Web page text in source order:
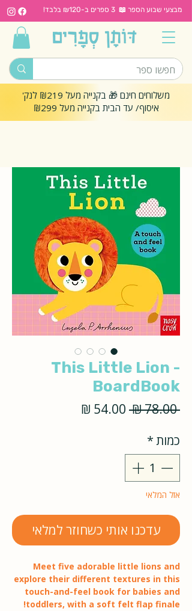
מבצעי שבוע הספר 📖 3 ספרים ב-₪120 בלבד!
משלוחים חינם 🎁 בקנייה מעל ₪219 לנק'
איסוף/ עד הבית בקנייה מעל ₪299
This Little Lion -
BoardBook
‏78.00 ‏₪
מחיר
כמות*
אזל המלאי
עדכנו אותי כשחוזר למלאי
Meet five adorable little lions and
explore their different textures in this
touch-and-feel book for babies and
toddlers, with a soft felt flap finale!